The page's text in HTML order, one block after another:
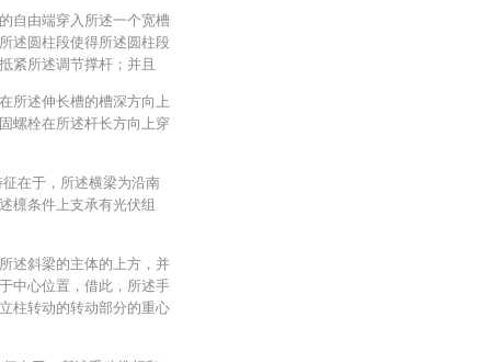
自由端穿入所述一个宽槽
述圆柱段使得所述圆柱段
紧所述调节撑杆；并且
所述伸长槽的槽深方向上
螺栓在所述杆长方向上穿
在于，所述横梁为沿南
檩条件上支承有光伏组
述斜梁的主体的上方，并
中心位置，借此，所述手
柱转动的转动部分的重心